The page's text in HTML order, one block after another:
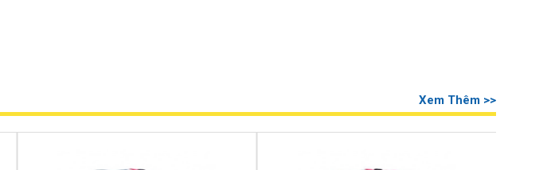
Xem Thêm >>